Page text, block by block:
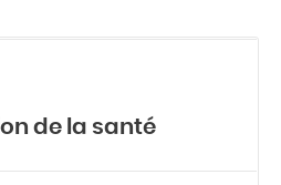
de la santé